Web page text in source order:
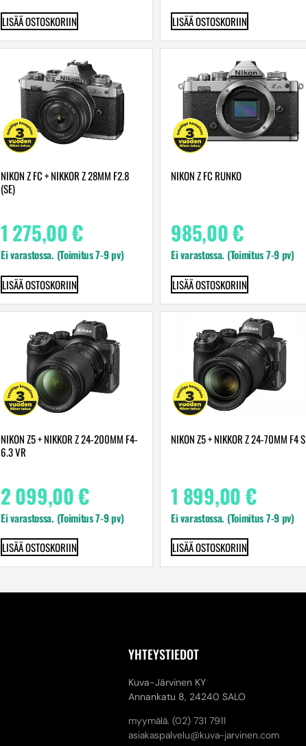
LISÄÄ OSTOSKORIIN
LISÄÄ OSTOSKORIIN
NIKON Z FC + NIKKOR Z 28MM F2.8
(SE)
1 275,00€
Ei varastossa. (Toimitus 7-9 pv)
LISÄÄ OSTOSKORIIN
NIKON Z FC RUNKO
985,00€
Ei varastossa. (Toimitus 7-9 pv)
LISÄÄ OSTOSKORIIN
NIKON Z5 + NIKKOR Z 24-200MM F4-
6.3 VR
2 099,00€
Ei varastossa. (Toimitus 7-9 pv)
LISÄÄ OSTOSKORIIN
NIKON Z5 + NIKKOR Z 24-70MM F4 S
1 899,00€
Ei varastossa. (Toimitus 7-9 pv)
LISÄÄ OSTOSKORIIN
YHTEYSTIEDOT
Kuva-Järvinen KY
Annankatu 8, 24240 SALO
myymälä. (02) 731 7911
asiakaspalvelu@kuva-jarvinen.com